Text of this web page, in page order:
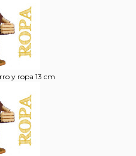
y ropa 13 cm